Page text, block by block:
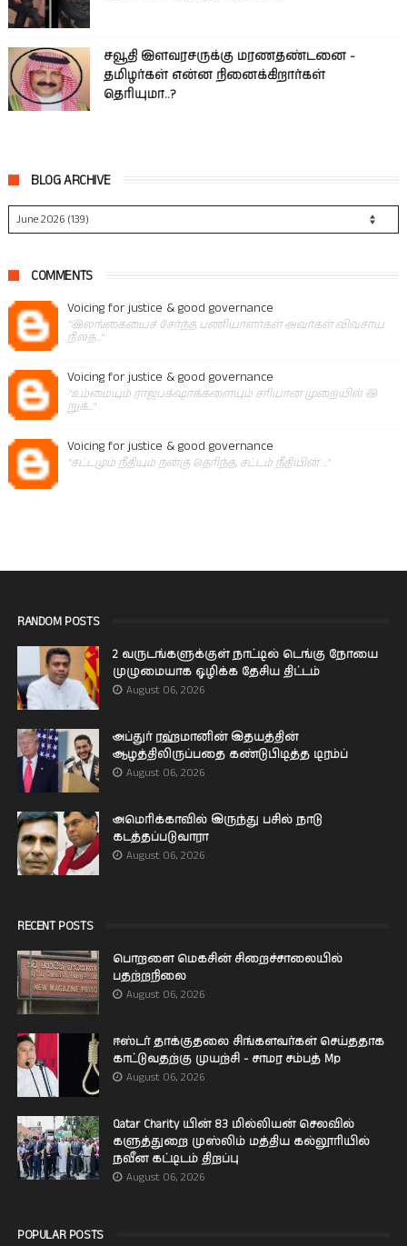
சவூதி இளவரசருக்கு மரணதண்டனை -
தமிழர்கள் என்ன நினைக்கிறார்கள்
தெரியுமா..?
BLOG ARCHIVE
COMMENTS
Voicing for justice & good governance
"இலங்கையைச் சேர்ந்த பணியாளர்கள் அவர்கள் விவசாய
நிலத..."
Voicing for justice & good governance
"உம்மையும் ராஜபக்‌ஷாக்களையும் சரியான முறையில் இ
றுக்..."
Voicing for justice & good governance
"சட்டமும் நீதியும் நன்கு தெரிந்த, சட்டம் நீதியின் ..."
RANDOM POSTS
2 வருடங்களுக்குள் நாட்டில் டெங்கு நோயை
முழுமையாக ஒழிக்க தேசிய திட்டம்
August 06, 2026
அப்துர் ரஹ்மானின் இதயத்தின்
ஆழத்திலிருப்பதை கண்டுபிடித்த டிரம்ப்
August 06, 2026
அமெரிக்காவில் இருந்து பசில் நாடு
கடத்தப்படுவாரா
August 06, 2026
RECENT POSTS
பொறளை மெகசின் சிறைச்சாலையில்
பதற்றநிலை
August 06, 2026
ஈஸ்டர் தாக்குதலை சிங்களவர்கள் செய்ததாக
காட்டுவதற்கு முயற்சி - சாமர சம்பத் Mp
August 06, 2026
Qatar Charity யின் 83 மில்லியன் செலவில்
களுத்துறை முஸ்லிம் மத்திய கல்லூரியில்
நவீன கட்டிடம் திறப்பு
August 06, 2026
POPULAR POSTS